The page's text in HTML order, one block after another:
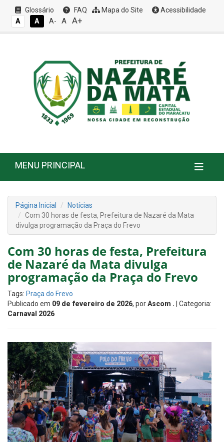
Glossário FAQ Mapa do Site
Acessibilidade
A
A A- A A+
MENU PRINCIPAL
Página Inicial
Notícias
Com 30 horas de festa, Prefeitura de Nazaré da Mata
divulga programação da Praça do Frevo
Com 30 horas de festa, Prefeitura
de Nazaré da Mata divulga
programação da Praça do Frevo
Tags: Praça do Frevo
Publicado em 09 de fevereiro de 2026, porAscom . | Categoria:
Carnaval 2026